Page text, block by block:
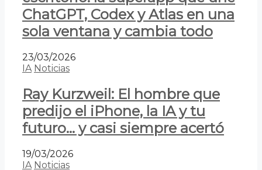
ChatGPT, Codex y Atlas en una
sola ventana y cambia todo
23/03/2026
IA Noticias
Ray Kurzweil: El hombre que
predijo el iPhone, la IA y tu
futuro… y casi siempre acertó
19/03/2026
IA Noticias